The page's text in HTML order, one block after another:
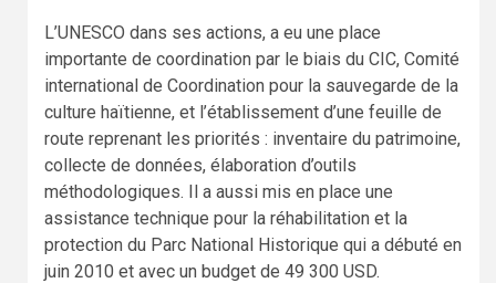
L’UNESCO dans ses actions, a eu une place
importante de coordination par le biais du CIC, Comité
international de Coordination pour la sauvegarde de la
culture haïtienne, et l’établissement d’une feuille de
route reprenant les priorités : inventaire du patrimoine,
collecte de données, élaboration d’outils
méthodologiques. Il a aussi mis en place une
assistance technique pour la réhabilitation et la
protection du Parc National Historique qui a débuté en
juin 2010 et avec un budget de 49 300 USD.